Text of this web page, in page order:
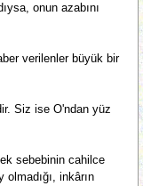
onun azabını
verilenler büyük bir
Siz ise O'ndan yüz
sebebinin cahilce
inkârın